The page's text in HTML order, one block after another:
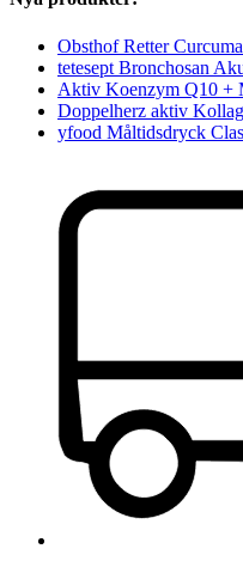
Obsthof Retter
tetesept Bronchosan
Aktiv Koenzym Q10 +
Doppelherz aktiv
yfood Måltidsdryck